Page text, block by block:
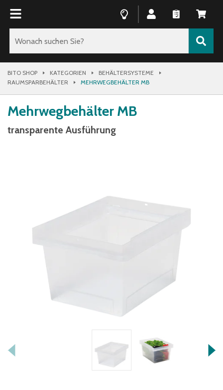
BITO SHOP KATEGORIEN
BEHÄLTERSYSTEME
RAUMSPARBEHÄLTER
MEHRWEGBEHÄLTER MB
Mehrwegbehälter MB
transparente Ausführung